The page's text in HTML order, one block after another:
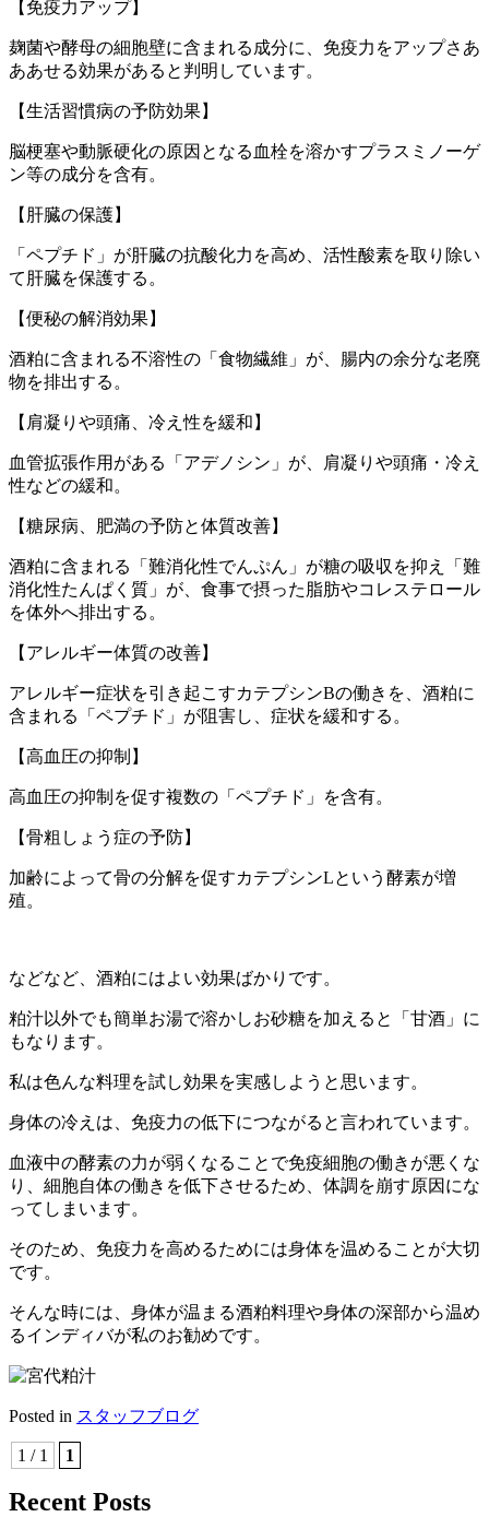
【免疫力アップ】
麹菌や酵母の細胞壁に含まれる成分に、免疫力をアップさあ
ああせる効果があると判明しています。
【生活習慣病の予防効果】
脳梗塞や動脈硬化の原因となる血栓を溶かすプラスミノーゲ
ン等の成分を含有。
【肝臓の保護】
「ペプチド」が肝臓の抗酸化力を高め、活性酸素を取り除い
て肝臓を保護する。
【便秘の解消効果】
酒粕に含まれる不溶性の「食物繊維」が、腸内の余分な老廃
物を排出する。
【肩凝りや頭痛、冷え性を緩和】
血管拡張作用がある「アデノシン」が、肩凝りや頭痛・冷え
性などの緩和。
【糖尿病、肥満の予防と体質改善】
酒粕に含まれる「難消化性でんぷん」が糖の吸収を抑え「難
消化性たんぱく質」が、食事で摂った脂肪やコレステロール
を体外へ排出する。
【アレルギー体質の改善】
アレルギー症状を引き起こすカテプシンBの働きを、酒粕に
含まれる「ペプチド」が阻害し、症状を緩和する。
【高血圧の抑制】
高血圧の抑制を促す複数の「ペプチド」を含有。
【骨粗しょう症の予防】
加齢によって骨の分解を促すカテプシンLという酵素が増
殖。
などなど、酒粕にはよい効果ばかりです。
粕汁以外でも簡単お湯で溶かしお砂糖を加えると「甘酒」に
もなります。
私は色んな料理を試し効果を実感しようと思います。
身体の冷えは、免疫力の低下につながると言われています。
血液中の酵素の力が弱くなることで免疫細胞の働きが悪くな
り、細胞自体の働きを低下させるため、体調を崩す原因にな
ってしまいます。
そのため、免疫力を高めるためには身体を温めることが大切
です。
そんな時には、身体が温まる酒粕料理や身体の深部から温め
るインディバが私のお勧めです。
Posted in スタッフブログ
1 / 1 1
Recent Posts